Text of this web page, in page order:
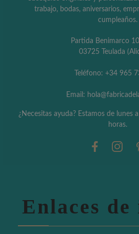
trabajo, bodas, aniversarios,
cumpleaños.
Partida Benimarco
03725 Teulada
Teléfono: +34 965
Email:
¿Necesitas ayuda? Estamos de lunes
horas.
Enlaces de